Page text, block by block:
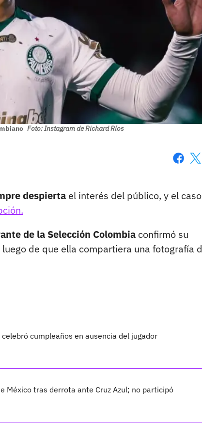
Foto: Instagram de Richard Ríos
despierta el interés del público, y el
de la Selección Colombia confirmó su
de que ella compartiera una fotografía
cumpleaños en ausencia del jugador
México tras derrota ante Cruz Azul; no participó